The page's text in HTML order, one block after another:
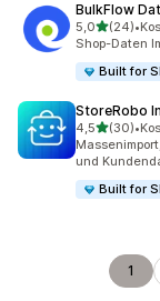
BulkFlow
5,0von 5
(24)
24 •
Shop-Daten
Built for
StoreRobo
4,5von 5
(30)
30 •
und
Built for
1